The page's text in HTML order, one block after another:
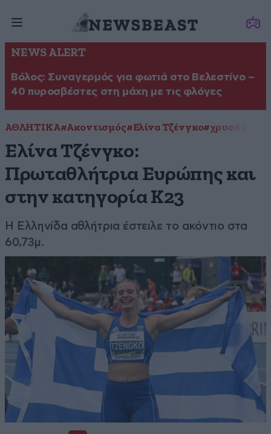
NEWS ALERT
Βόλος: Συναγερμός για φωτιά στο Βελεστίνο –
40 πυροσβέστες στη μάχη με τις φλόγες
ΑΘΛΗΤΙΚΑ#Ακοντισμός#Ελίνα Τζένγκο#χρυσό
Ελίνα Τζένγκο:
Πρωταθλήτρια Ευρώπης και
στην κατηγορία Κ23
Η Ελληνίδα αθλήτρια έστειλε το ακόντιο στα
60,73μ.